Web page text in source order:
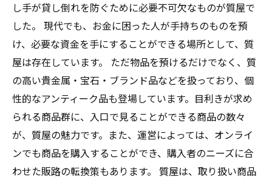
し手が貸し倒れを防ぐために必要不可欠なものが質屋で
した。 現代でも、お金に困った人が手持ちのものを預
け、必要な資金を手にすることができる場所として、質
屋は存在しています。 ただ物品を預けるだけでなく、質
の高い貴金属・宝石・ブランド品などを扱っており、個
性的なアンティーク品も登場しています。目利きが求め
られる商品群に、入口で見ることができる商品の数々
が、質屋の魅力です。また、運営によっては、オンライ
ンでも商品を購入することができ、購入者のニーズに合
わせた販路の転換策もあります。 質屋は、取り扱い商品